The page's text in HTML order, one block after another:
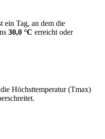
ein Tag, an dem die
30,0 °C erreicht oder
Höchsttemperatur (Tmax)